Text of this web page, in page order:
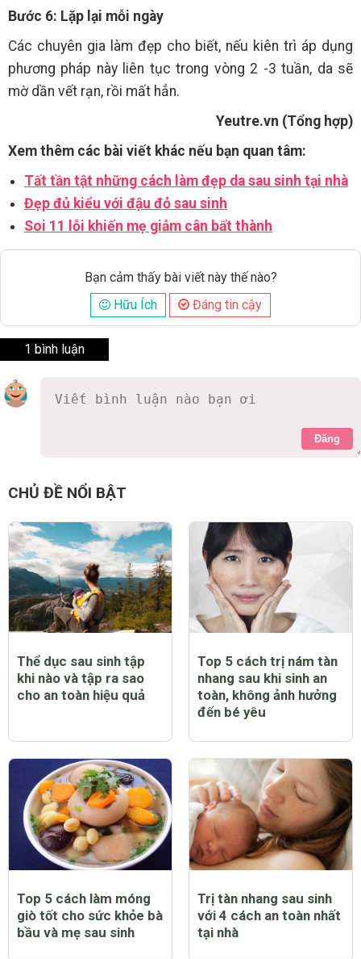
Bước 6: Lặp lại mỗi ngày
Các chuyên gia làm đẹp cho biết, nếu kiên trì áp dụng
phương pháp này liên tục trong vòng 2 -3 tuần, da sẽ
mờ dần vết rạn, rồi mất hẳn.
Yeutre.vn (Tổng hợp)
Xem thêm các bài viết khác nếu bạn quan tâm:
Tất tần tật những cách làm đẹp da sau sinh tại nhà
Đẹp đủ kiểu với đậu đỏ sau sinh
Soi 11 lỗi khiến mẹ giảm cân bất thành
Bạn cảm thấy bài viết này thế nào?
Hữu Ích
Đáng tin cậy
1 bình luận
Đăng
dungmama
mình đã thử nhiều cách mà k ăn thua gì
0 Thích Trả lời Báo cáo vi phạm
CHỦ ĐỀ NỔI BẬT
Thể dục sau sinh tập
khi nào và tập ra sao
cho an toàn hiệu quả
Top 5 cách trị nám tàn
nhang sau khi sinh an
toàn, không ảnh hưởng
đến bé yêu